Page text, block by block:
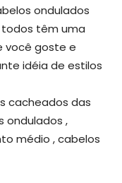
ondulados
têm uma
você goste e
idéia de estilos
cacheados das
ondulados ,
médio , cabelos